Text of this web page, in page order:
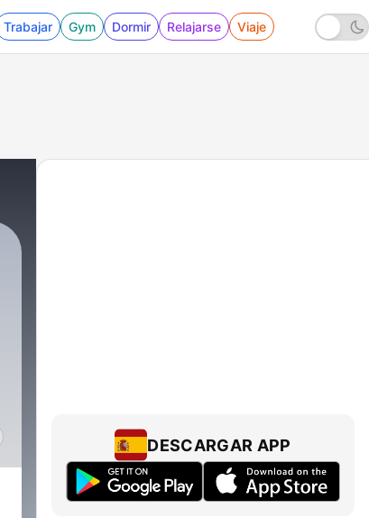
Trabajar Gym Dormir Relajarse Viaje
DESCARGAR APP